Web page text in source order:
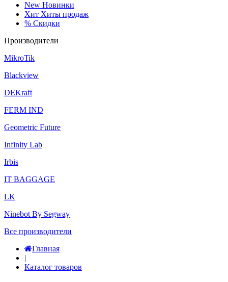
New Новинки
Хит Хиты продаж
% Скидки
Производители
MikroTik
Blackview
DEKraft
FERM IND
Geometric Future
Infinity Lab
Irbis
IT BAGGAGE
LK
Ninebot By Segway
Все производители
Главная
|
Каталог товаров